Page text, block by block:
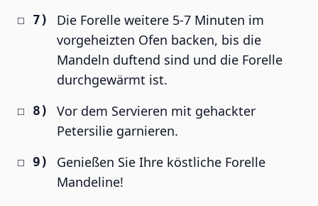
Die Forelle weitere 5-7 Minuten im
vorgeheizten Ofen backen, bis die
Mandeln duftend sind und die Forelle
durchgewärmt ist.
Vor dem Servieren mit gehackter
Petersilie garnieren.
Genießen Sie Ihre köstliche Forelle
Mandeline!